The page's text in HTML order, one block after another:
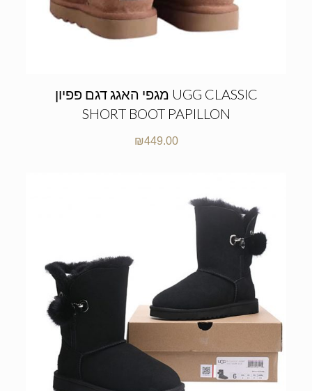
מגפי האגג דגם פפיון UGG CLASSIC
SHORT BOOT PAPILLON
₪449.00